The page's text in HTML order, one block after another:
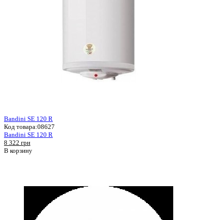
Bandini SE 120 R
Код товара:08627
Bandini SE 120 R
8 322 грн
В корзину